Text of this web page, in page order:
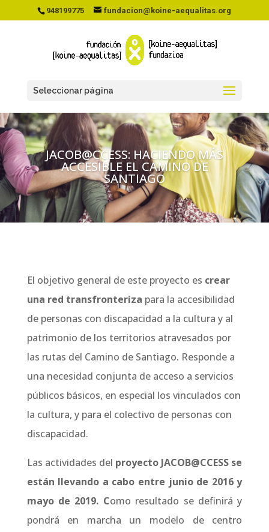
948199775 fundacion@koine-aequalitas.org
Seleccionar página
JACOB@CCESS: HACIENDO MÁS
ACCESIBLE EL CAMINO DE
SANTIAGO
El objetivo general de este proyecto es crear
una red transfronteriza para la accesibilidad
de personas con discapacidad a la cultura y al
patrimonio de los territorios atravesados por
las rutas del Camino de Santiago. Responde a
una necesidad conjunta de acceso a servicios
públicos básicos, en especial los vinculados con
la cultura, y para el colectivo de personas con
discapacidad.
Las actividades del proyecto JACOB@CCESS se
están llevando a cabo entre junio de 2016 y
mayo de 2019. Como resultado se definirá y
pondrá en marcha un modelo de centro